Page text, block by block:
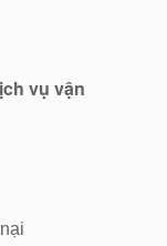
vụ vận